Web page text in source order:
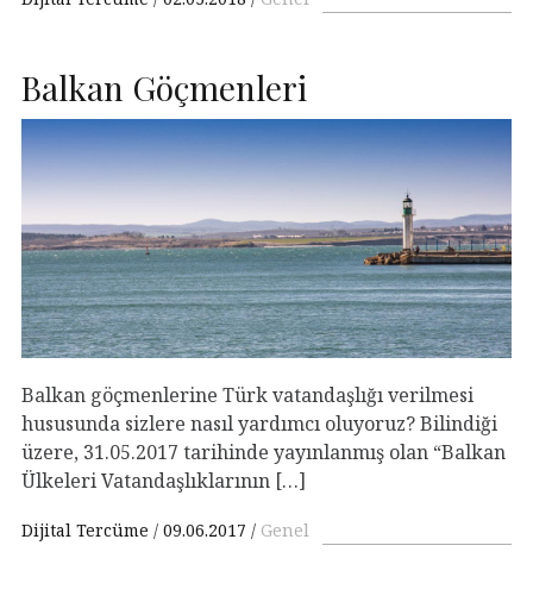
Balkan Göçmenleri
Balkan göçmenlerine Türk vatandaşlığı verilmesi
hususunda sizlere nasıl yardımcı oluyoruz? Bilindiği
üzere, 31.05.2017 tarihinde yayınlanmış olan “Balkan
Ülkeleri Vatandaşlıklarının […]
Dijital Tercüme 09.06.2017 Genel